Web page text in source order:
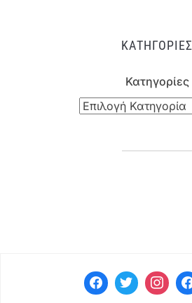
ΚΑΤΗΓΟΡΊΕΣ
Κατηγορίες